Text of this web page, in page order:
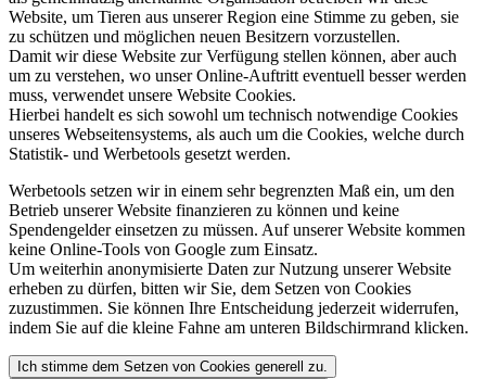
Website, um Tieren aus unserer Region eine Stimme zu geben, sie
zu schützen und möglichen neuen Besitzern vorzustellen.
Damit wir diese Website zur Verfügung stellen können, aber auch
um zu verstehen, wo unser Online-Auftritt eventuell besser werden
muss, verwendet unsere Website Cookies.
Hierbei handelt es sich sowohl um technisch notwendige Cookies
unseres Webseitensystems, als auch um die Cookies, welche durch
Statistik- und Werbetools gesetzt werden.
Werbetools setzen wir in einem sehr begrenzten Maß ein, um den
Betrieb unserer Website finanzieren zu können und keine
Spendengelder einsetzen zu müssen. Auf unserer Website kommen
keine Online-Tools von Google zum Einsatz.
Um weiterhin anonymisierte Daten zur Nutzung unserer Website
erheben zu dürfen, bitten wir Sie, dem Setzen von Cookies
zuzustimmen. Sie können Ihre Entscheidung jederzeit widerrufen,
indem Sie auf die kleine Fahne am unteren Bildschirmrand klicken.
Ich stimme dem Setzen von Cookies generell zu.